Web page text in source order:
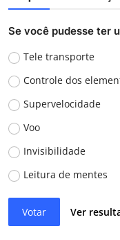
Se você pudesse ter
Tele transporte
Controle dos
Supervelocidade
Voo
Invisibilidade
Leitura de mentes
Votar Ver